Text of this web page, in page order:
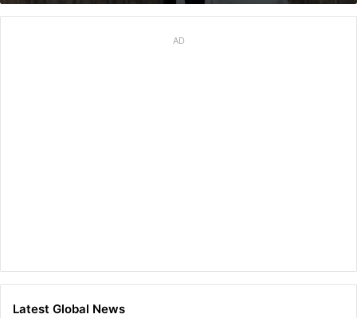
타
AD
Latest Global News